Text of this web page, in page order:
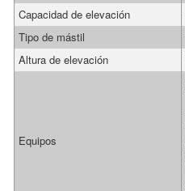
Capacidad de elevación
Tipo de mástil
Altura de elevación
Equipos